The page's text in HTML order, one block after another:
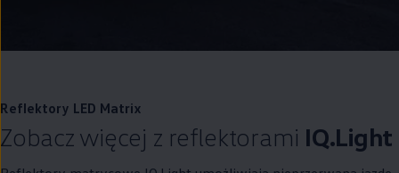
Reflektory LED Matrix
Zobacz więcej z reflektorami IQ.Light